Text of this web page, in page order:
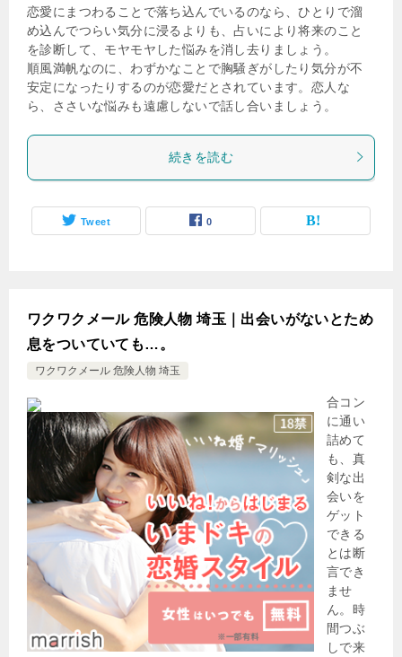
恋愛にまつわることで落ち込んでいるのなら、ひとりで溜
め込んでつらい気分に浸るよりも、占いにより将来のこと
を診断して、モヤモヤした悩みを消し去りましょう。
順風満帆なのに、わずかなことで胸騒ぎがしたり気分が不
安定になったりするのが恋愛だとされています。恋人な
ら、ささいな悩みも遠慮しないで話し合いましょう。
続きを読む
Tweet 0
ワクワクメール 危険人物 埼玉｜出会いがないとため
息をついていても…。
ワクワクメール 危険人物 埼玉
合コン
に通い
詰めて
も、真
剣な出
会いを
ゲット
できる
とは断
言でき
ませ
ん。時
間つぶ
しで来